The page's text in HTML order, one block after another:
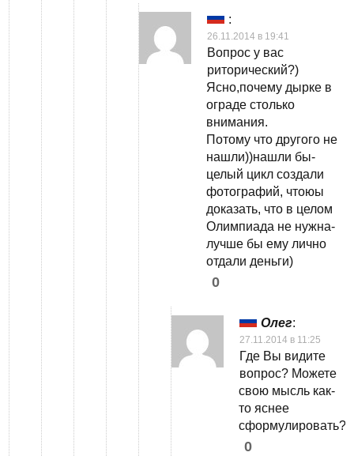
:
26.11.2014 в 19:41
Вопрос у вас
риторический?)
Ясно,почему дырке в
ограде столько
внимания.
Потому что другого не
нашли))нашли бы-
целый цикл создали
фотографий, чтоюы
доказать, что в целом
Олимпиада не нужна-
лучше бы ему лично
отдали деньги)
0
Олег:
27.11.2014 в 11:25
Где Вы видите
вопрос? Можете
свою мысль как-
то яснее
сформулировать?
0